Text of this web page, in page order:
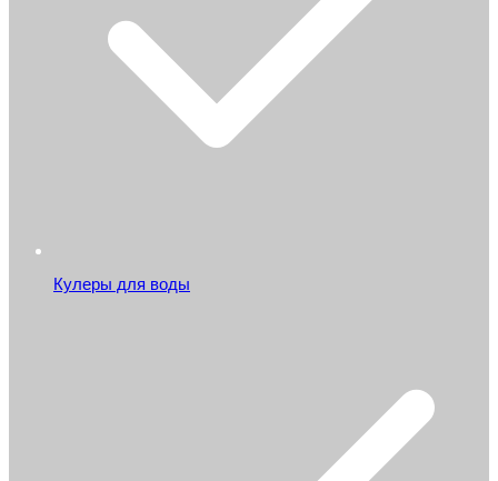
Кулеры для воды